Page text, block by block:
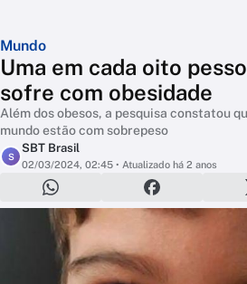
Mundo
Uma em cada oito
sofre com obesidade
Além dos obesos, a pesquisa constatou
mundo estão com sobrepeso
S
SBT Brasil
02/03/2024, 02:45 • Atualizado há 2 anos